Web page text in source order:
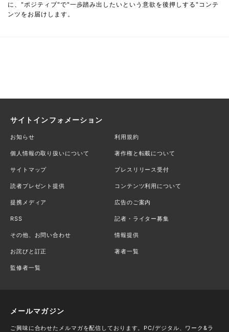
に、"ポジティブ"で"一歩踏み出したいという意欲を後押しする"コンテ
ンツをお届けします。
サイトインフォメーション
お知らせ 利用規約
個人情報の取り扱いについて 著作権と転載について
サイトマップ プレスリリース受付
読者プレゼント提供 コンテンツ利用について
提携メディア 広告のご案内
RSS 記者・ライター募集
その他、お問い合わせ 情報提供
お詫びと訂正 著者一覧
監修者一覧
メールマガジン
ご興味に合わせたメルマガを配信しております。PC/デジタル、ワーク&ラ